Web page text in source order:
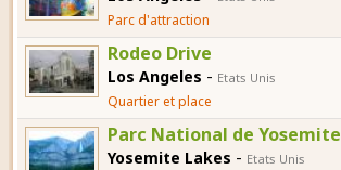
Parc d'attraction
Rodeo Drive
Los Angeles - Etats Unis
Quartier et place
Parc National de Yosemite
Yosemite Lakes - Etats Unis